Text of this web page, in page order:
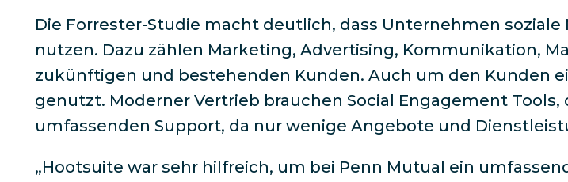
Die Forrester-Studie macht deutlich, dass Unternehmen
nutzen. Dazu zählen Marketing, Advertising, Kommunikation,
zukünftigen und bestehenden Kunden. Auch um den Kunden
genutzt. Moderner Vertrieb brauchen Social Engagement
umfassenden Support, da nur wenige Angebote und
„Hootsuite war sehr hilfreich, um bei Penn Mutual ein